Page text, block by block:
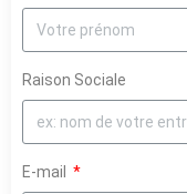
Raison Sociale
E-mail